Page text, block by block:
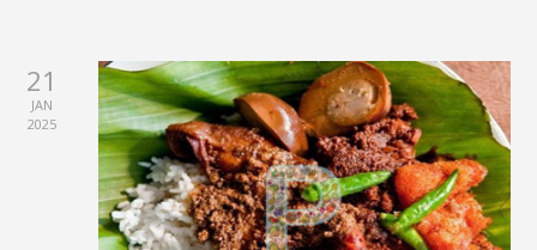
21
JAN
2025